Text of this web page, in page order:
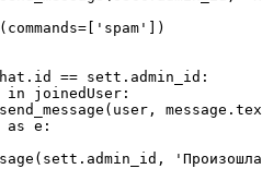
== sett.admin_id:
in joinedUser:
as e: